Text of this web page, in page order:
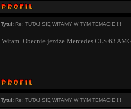
Tytuł: Re: TUTAJ SIĘ WITAMY W TYM TEMACIE !!!
Witam. Obecnie jezdze Mercedes CLS 63
Tytuł: Re: TUTAJ SIĘ WITAMY W TYM TEMACIE !!!